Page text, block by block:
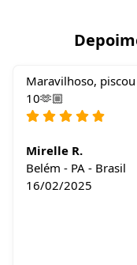
Maravilhoso,
10🫶🏼
Mirelle R.
Belém - PA - Brasil
16/02/2025